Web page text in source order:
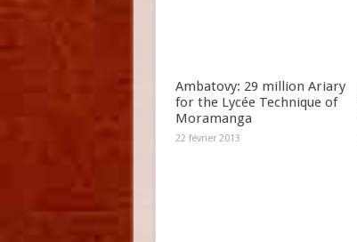
Ambatovy: 29 million Ariary
for the Lycée Technique of
Moramanga
22 février 2013